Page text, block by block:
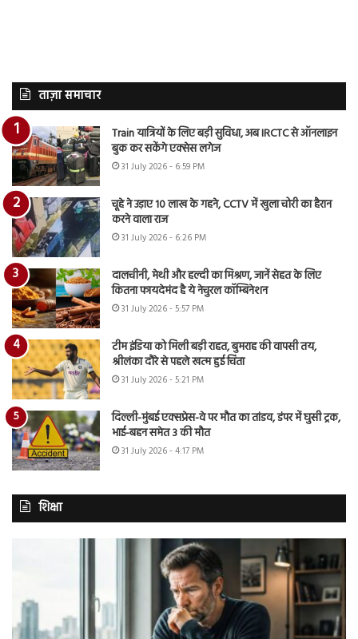
ताज़ा समाचार
Train यात्रियों के लिए बड़ी सुविधा, अब IRCTC से ऑनलाइन
बुक कर सकेंगे एक्सेस लगेज
31 July 2026 - 6:59 PM
चूहे ने उड़ाए 10 लाख के गहने, CCTV में खुला चोरी का हैरान
करने वाला राज
31 July 2026 - 6:26 PM
दालचीनी, मेथी और हल्दी का मिश्रण, जानें सेहत के लिए
कितना फायदेमंद है ये नेचुरल कॉम्बिनेशन
31 July 2026 - 5:57 PM
टीम इंडिया को मिली बड़ी राहत, बुमराह की वापसी तय,
श्रीलंका दौरे से पहले खत्म हुई चिंता
31 July 2026 - 5:21 PM
दिल्ली-मुंबई एक्सप्रेस-वे पर मौत का तांडव, डंपर में घुसी ट्रक,
भाई-बहन समेत 3 की मौत
31 July 2026 - 4:17 PM
शिक्षा